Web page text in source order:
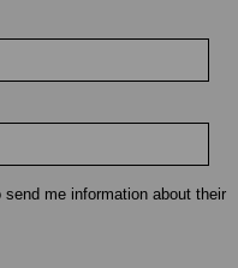
me information about their